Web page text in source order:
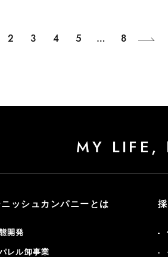
2 3 4 5 … 8
MY LIFE,
ッシュカンパニーとは
開発
レル卸事業